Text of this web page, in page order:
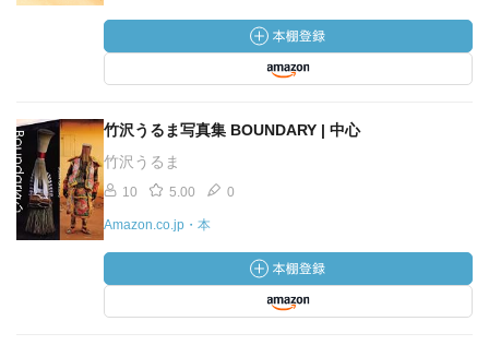
竹沢うるま写真集 BOUNDARY | 中心
竹沢うるま
10 5.00 0
Amazon.co.jp・本